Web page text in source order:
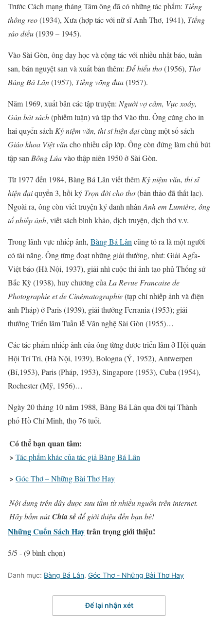
Trước Cách mạng tháng Tám ông đã có những tác phẩm: Tiếng
thông reo(1934), Xưa (hợp tác với nữ sĩ Anh Thơ, 1941), Tiếng
sáo diều(1939 – 1945).
Vào Sài Gòn, ông dạy học và cộng tác với nhiều nhật báo, tuần
san, bán nguyệt san và xuất bản thêm: Để hiểu thơ(1956), Thơ
Bàng Bá Lân(1957), Tiếng võng đưa(1957).
Năm 1969, xuất bản các tập truyện: Người vợ câm, Vực xoáy,
Gàn bát sách(phiếm luận) và tập thơ Vào thu. Ông cũng cho in
hai quyển sách Kỷ niệm văn, thi sĩ hiện đạicùng một số sách
Giáo khoa Việt văncho nhiều cấp lớp. Ông còn đứng làm chủ bút
tập san Bông Lúavào thập niên 1950 ở Sài Gòn.
Từ 1977 đến 1984, Bàng Bá Lân viết thêm Kỷ niệm văn, thi sĩ
hiện đạiquyển 3, hồi ký Trọn đời cho thơ(bản thảo đã thất lạc).
Ngoài ra, ông còn viết truyện ký danh nhân Anh em Lumière, ông
tổ nhiếp ảnh, viết sách bình khảo, dịch truyện, dịch thơ v.v.
Trong lãnh vực nhiếp ảnh, Bàng Bá Lân cũng tỏ ra là một người
có tài năng. Ông từng đoạt những giải thưởng, như: Giải Agfa-
Việt báo (Hà Nội, 1937), giải nhì cuộc thi ảnh tạo phủ Thống sứ
Bắc Kỳ (1938), huy chương của La Revue Francaise de
Photographie et de Cinématographie(tạp chí nhiếp ảnh và điện
ảnh Pháp) ở Paris (1939), giải thưởng Ferrania (1953); giải
thưởng Triển lãm Tuần lễ Văn nghệ Sài Gòn (1955)…
Các tác phẩm nhiếp ảnh của ông từng được triển lãm ở Hội quán
Hội Trí Tri, (Hà Nội, 1939), Bologna (Ý, 1952), Antwerpen
(Bỉ,1953), Paris (Pháp, 1953), Singapore (1953), Cuba (1954),
Rochester (Mỹ, 1956)…
Ngày 20 tháng 10 năm 1988, Bàng Bá Lân qua đời tại Thành
phố Hồ Chí Minh, thọ 76 tuổi.
Có thể bạn quan tâm:
> Tác phẩm khác của tác giả Bàng Bá Lân
> Góc Thơ – Những Bài Thơ Hay
Nội dung trên đây được sưu tầm từ nhiều nguồn trên internet.
Hãy bấm nútChia sẻđể giới thiệu đến bạn bè!
Những Cuốn Sách Haytrân trọng giới thiệu!
5/5 - (9 bình chọn)
Danh mục: Bàng Bá Lân, Góc Thơ - Những Bài Thơ Hay
Để lại nhận xét